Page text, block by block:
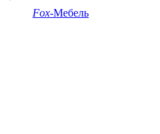
Fox-Мебель